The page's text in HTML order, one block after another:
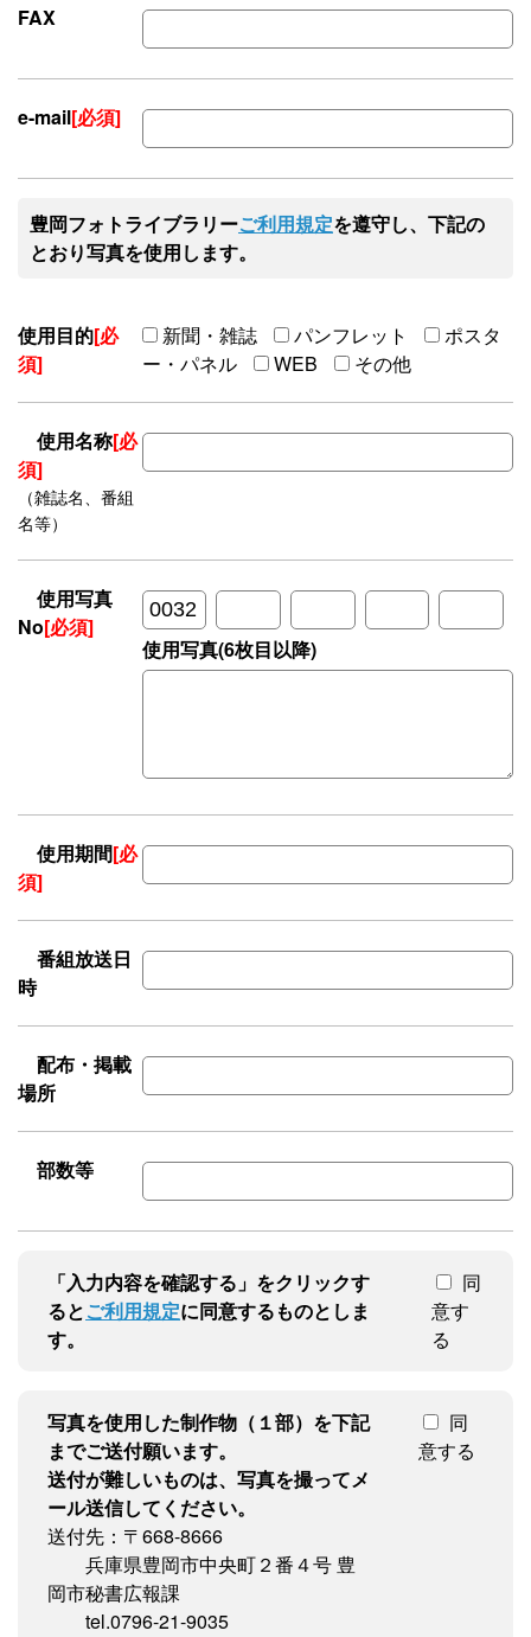
FAX
e-mail[必須]
豊岡フォトライブラリーご利用規定を遵守し、下記の
とおり写真を使用します。
使用目的[必
須]
新聞・雑誌 パンフレット
ポスタ
ー・パネル
WEB その他
使用名称[必
須]
（雑誌名、番組
名等）
使用写真
No[必須]
使用写真(6枚目以降)
使用期間[必
須]
番組放送日
時
配布・掲載
場所
部数等
「入力内容を確認する」をクリックす
るとご利用規定に同意するものとしま
す。
同
意す
る
写真を使用した制作物（１部）を下記
までご送付願います。
送付が難しいものは、写真を撮ってメ
ール送信してください。
送付先：〒668-8666
兵庫県豊岡市中央町２番４号 豊
岡市秘書広報課
tel.0796-21-9035
同
意する